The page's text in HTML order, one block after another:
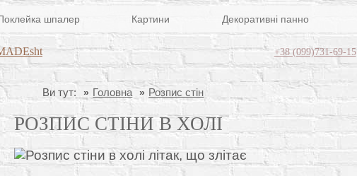
шпалер Картини Декоративні панно
+38 (099)731-69-15
Ви тут: Головна Розпис стін
РОЗПИС СТІНИ В ХОЛІ